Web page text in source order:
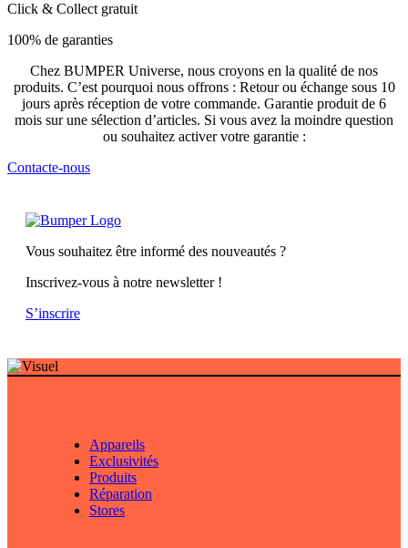
Click & Collect gratuit
100% de garanties
Chez BUMPER Universe, nous croyons en la qualité de nos
produits. C’est pourquoi nous offrons : Retour ou échange sous 10
jours après réception de votre commande. Garantie produit de 6
mois sur une sélection d’articles. Si vous avez la moindre question
ou souhaitez activer votre garantie :
Contacte-nous
Vous souhaitez être informé des nouveautés ?
Inscrivez-vous à notre newsletter !
S’inscrire
Appareils
Exclusivités
Produits
Réparation
Stores